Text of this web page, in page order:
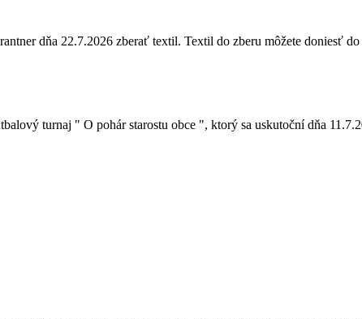
dňa 22.7.2026 zberať textil. Textil do zberu môžete doniesť
turnaj " O pohár starostu obce ", ktorý sa uskutoční dňa